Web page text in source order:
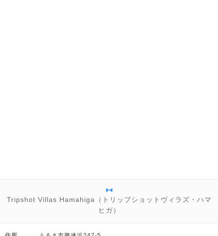
Tripshot Villas Hamahiga（トリップショットヴィラズ・ハマ
ヒガ）